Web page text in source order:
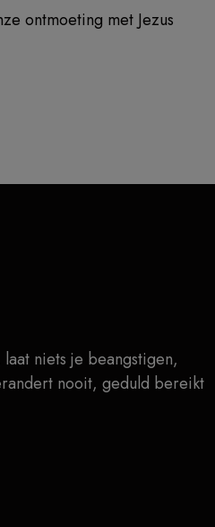
ontmoeting met Jezus
niets je beangstigen,
nooit, geduld bereikt